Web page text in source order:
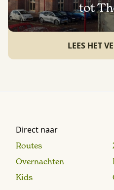
tot
LEES HET
Direct naar
Routes
Overnachten
Kids